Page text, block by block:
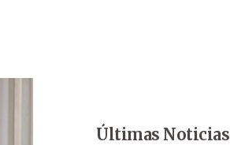
Últimas Noticias